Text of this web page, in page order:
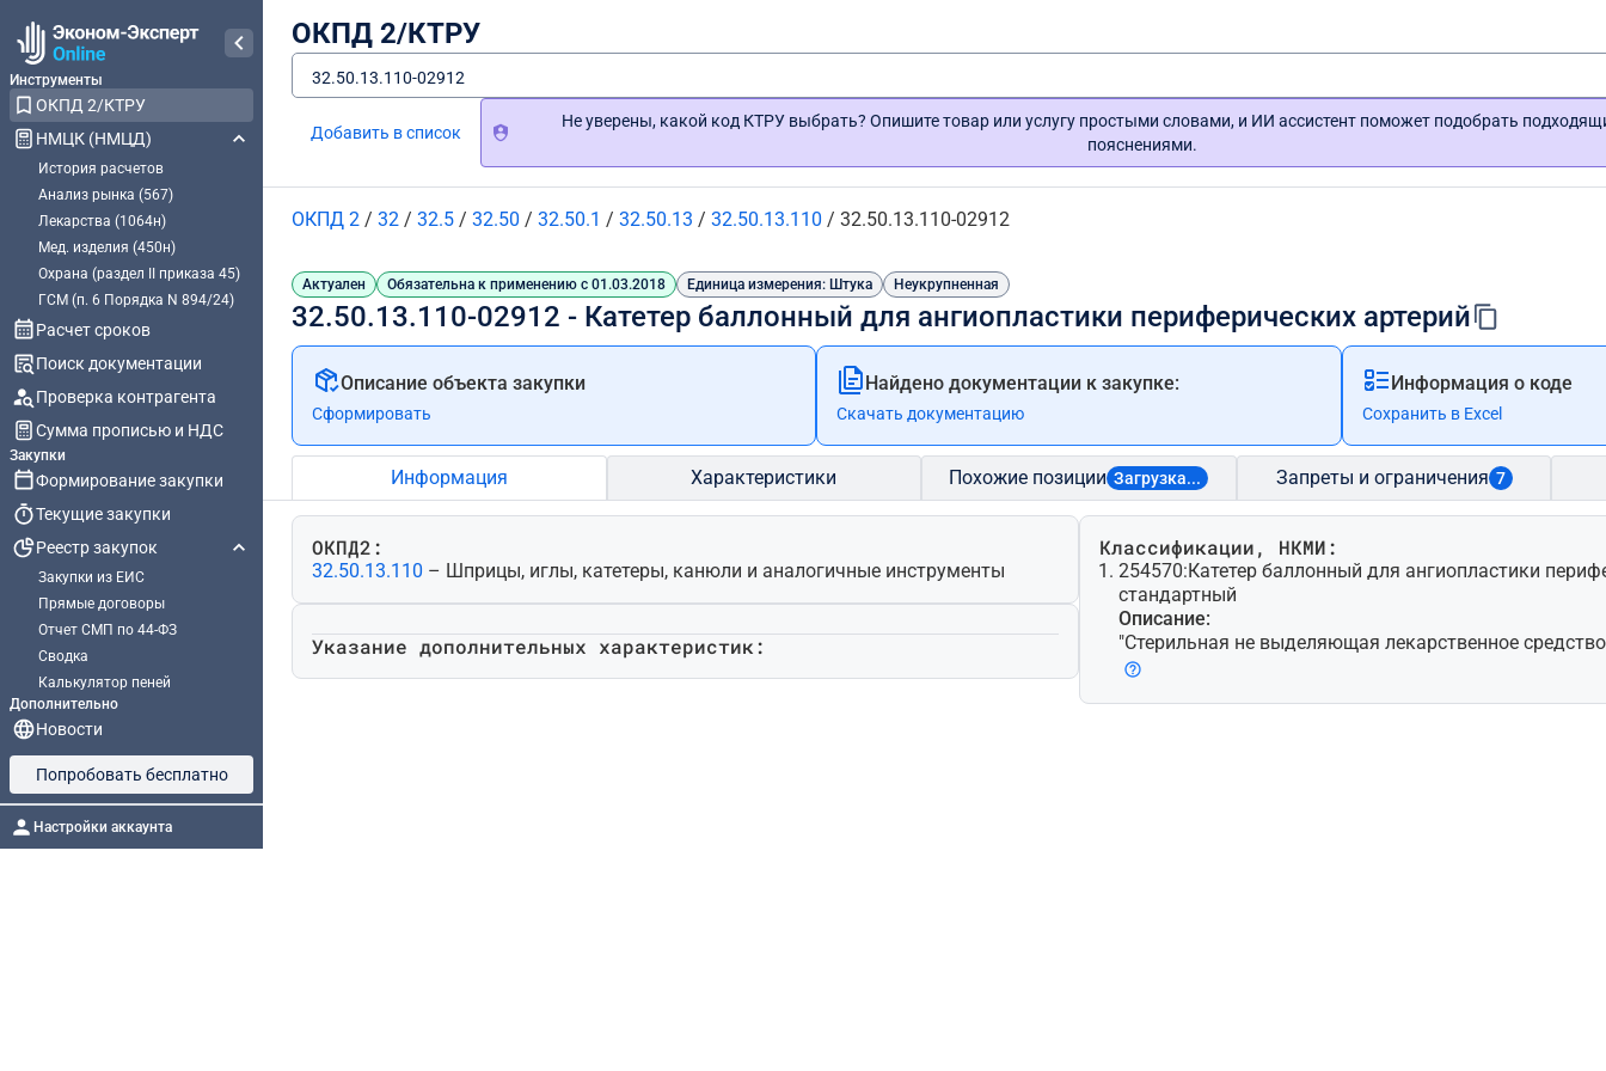
Инструменты
ОКПД 2/КТРУ
НМЦК (НМЦД)
История расчетов
Анализ рынка (567)
Лекарства (1064н)
Мед. изделия (450н)
Охрана (раздел II приказа 45)
ГСМ (п. 6 Порядка N 894/24)
Расчет сроков
Поиск документации
Проверка контрагента
Сумма прописью и НДС
Закупки
Формирование закупки
Текущие закупки
Реестр закупок
Закупки из ЕИС
Прямые договоры
Отчет СМП по 44-ФЗ
Сводка
Калькулятор пеней
Дополнительно
Новости
Попробовать бесплатно
Настройки аккаунта
ОКПД 2/КТРУ
32.50.13.110-02912
Добавить в список
Не уверены, какой код КТРУ выбрать? Опишите товар или услугу простыми словами, и ИИ ассистент поможет подобрать
пояснениями.
ОКПД 2 / 32 / 32.5 / 32.50 / 32.50.1 / 32.50.13 / 32.50.13.110 / 32.50.13.110-02912
Актуален Обязательна к применению с 01.03.2018 Единица измерения: Штука Неукрупненная
32.50.13.110-02912 - Катетер баллонный для ангиопластики периферических артерий
Описание объекта закупки
Сформировать
Найдено документации к закупке:
Скачать документацию
Информация о коде
Сохранить в Excel
Информация Характеристики Похожие позиции Загрузка... Запреты и ограничения 7
ОКПД2:
32.50.13.110 – Шприцы, иглы, катетеры, канюли и аналогичные инструменты
Указание дополнительных характеристик:
Классификации, НКМИ:
254570:Катетер баллонный для ангиопластики
стандартный
Описание:
"Стерильная не выделяющая лекарственное
работанная для чрескожной транслюминальной